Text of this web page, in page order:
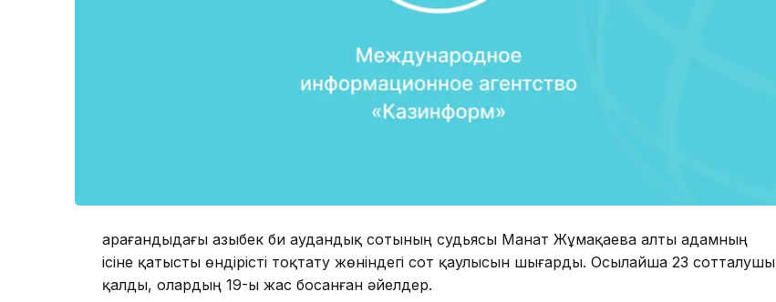
Қарағандыдағы Қазыбек би аудандық сотының судьясы Манат Жұмақаева алты адамның
ісіне қатысты өндірісті тоқтату жөніндегі сот қаулысын шығарды. Осылайша 23 сотталушы
қалды, олардың 19-ы жас босанған әйелдер.